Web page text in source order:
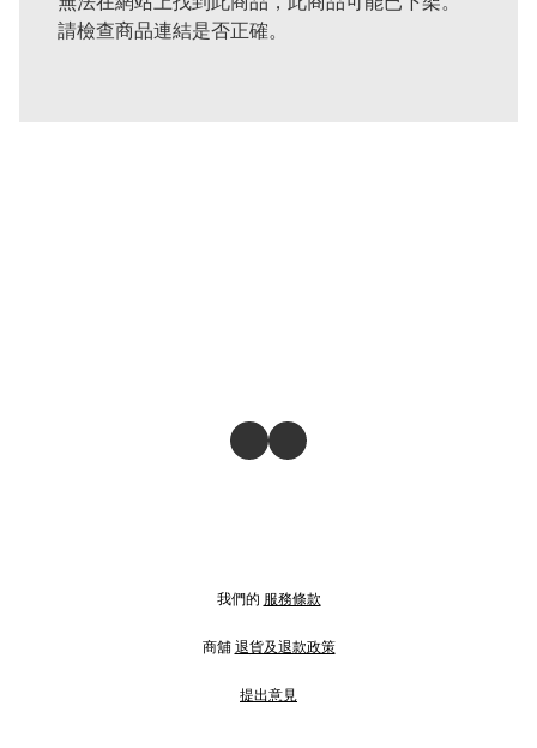
請檢查商品連結是否正確。
我們的 服務條款
商舖 退貨及退款政策
提出意見